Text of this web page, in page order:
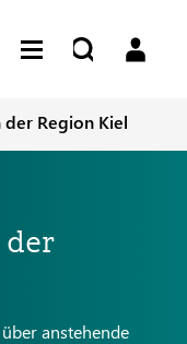
Region Kiel
anstehende